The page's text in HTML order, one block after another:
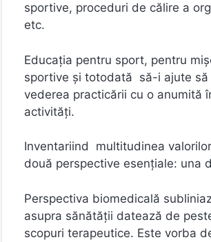
sportive, proceduri de călire a
etc.
Educația pentru sport, pentru
sportive și totodată să-i ajute să
vederea practicării cu o anumită
activități.
Inventariind multitudinea
două perspective esențiale: una
Perspectiva biomedicală
asupra sănătății datează de
scopuri terapeutice. Este vorba